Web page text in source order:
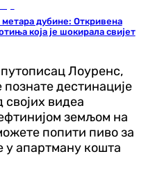
метара дубине: Откривенa
која је шокирала свијет
Лоуренс,
дестинације
својих видеа
земљом на
попити пиво за
у апартману кошта